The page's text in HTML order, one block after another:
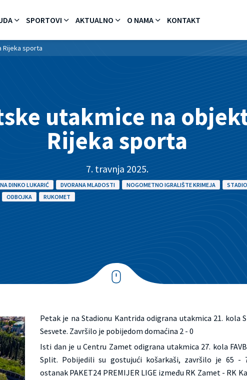
SPORTOVI AKTUALNO O NAMA KONTAKT
Rijeka sporta
utakmice na
Rijeka sporta
7. travnja 2025.
DINKO LUKARIĆ DVORANA MLADOSTI NOGOMETNO IGRALIŠTE KRIMEJA
ODBOJKA RUKOMET
Petak je na Stadionu Kantrida odigrana utakmica 21. kola
Sesvete. Završilo je pobijedom domaćina 2 - 0
Isti dan je u Centru Zamet odigrana utakmica 27. kola
Split. Pobijedili su gostujući košarkaši, završilo je 65
ostanak PAKET24 PREMIJER LIGE između RK Zamet - RK